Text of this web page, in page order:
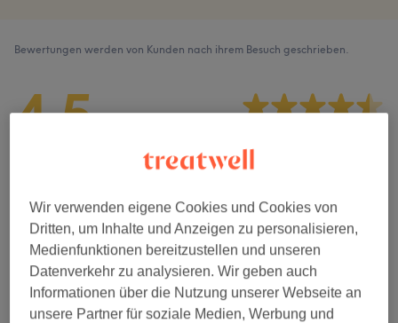
Bewertungen werden von Kunden nach ihrem Besuch geschrieben.
4,5
Sauberkeit
Service
Wir verwenden eigene Cookies und Cookies von
Dritten, um Inhalte und Anzeigen zu personalisieren,
Medienfunktionen bereitzustellen und unseren
Datenverkehr zu analysieren. Wir geben auch
Informationen über die Nutzung unserer Webseite an
unsere Partner für soziale Medien, Werbung und